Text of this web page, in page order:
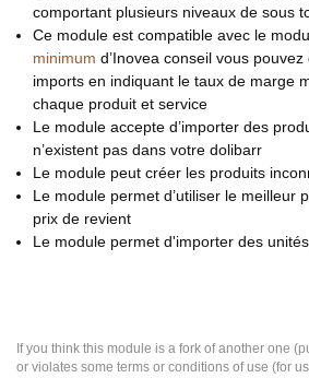
comportant plusieurs niveaux de sous
Ce module est compatible avec le
minimum d’Inovea conseil vous
imports en indiquant le taux de marge
chaque produit et service
Le module accepte d’importer des
n’existent pas dans votre dolibarr
Le module peut créer les produits
Le module permet d’utiliser le meilleur
prix de revient
Le module permet d'importer des
If you think this module is a fork of another one
or violates some terms or conditions of use (for